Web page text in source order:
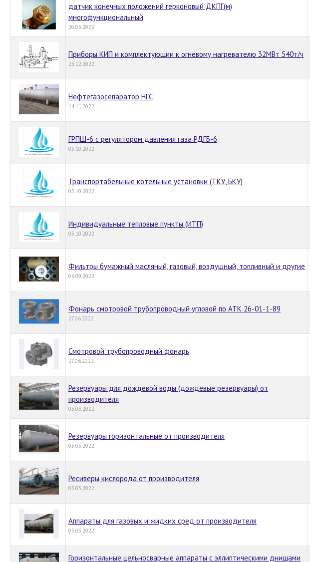
датчик конечных положений герконовый ДКПГ(м)
многофункциональный
20.03.2023
Приборы КИП и комплектующии к огневому нагревателю 32МВт 540т/ч
23.12.2022
Нефтегазосепаратор НГС
14.11.2022
ГРПШ-6 с регулятором давления газа РДГБ-6
05.10.2022
Транспортабельные котельные установки (ТКУ, БКУ)
05.10.2022
Индивидуальные тепловые пункты (ИТП)
05.10.2022
Фильтры бумажный масляный, газовый, воздушный, топливный и другие
06.09.2022
Фонарь смотровой трубопроводный угловой по АТК 26-01-1-89
27.06.2022
Смотровой трубопроводный фонарь
27.06.2022
Резервуары для дождевой воды (дождевые резервуары) от
производителя
05.03.2022
Резервуары горизонтальные от производителя
05.03.2022
Ресиверы кислорода от производителя
05.03.2022
Аппараты для газовых и жидких сред от производителя
05.03.2022
Горизонтальные цельносварные аппараты с эллиптическими днищами